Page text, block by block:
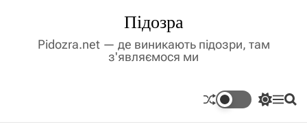
Підозра
Pidozra.net — де виникають підозри, там
з'являємося ми
П
М П